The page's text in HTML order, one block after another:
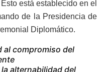
está establecido en el
de la Presidencia de
Diplomático.
al compromiso del
alternabilidad del